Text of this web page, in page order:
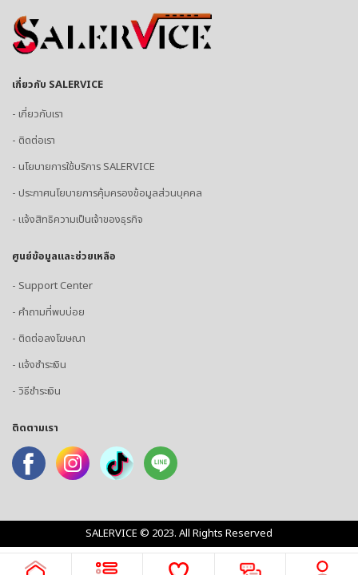
เกี่ยวกับ SALERVICE
- เกี่ยวกับเรา
- ติดต่อเรา
- นโยบายการใช้บริการ SALERVICE
- ประกาศนโยบายการคุ้มครองข้อมูลส่วนบุคคล
- แจ้งสิทธิความเป็นเจ้าของธุรกิจ
ศูนย์ข้อมูลและช่วยเหลือ
- Support Center
- คำถามที่พบบ่อย
- ติดต่อลงโฆษณา
- แจ้งชำระเงิน
- วิธีชำระเงิน
ติดตามเรา
SALERVICE © 2023. All Rights Reserved